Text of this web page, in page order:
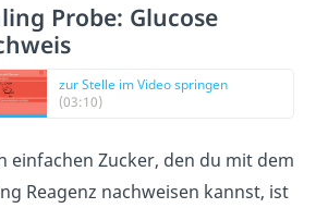
Probe: Glucose
zur Stelle im Video springen
(03:10)
einfachen Zucker, den du mit dem
Reagenz nachweisen kannst, ist